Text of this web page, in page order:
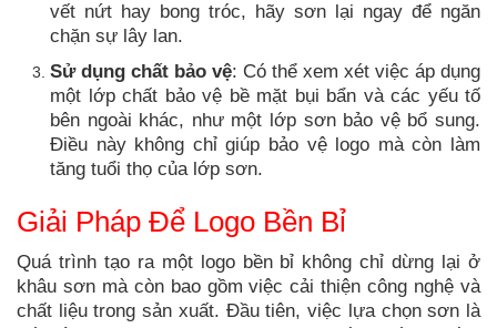
vết nứt hay bong tróc, hãy sơn lại ngay để ngăn
chặn sự lây lan.
Sử dụng chất bảo vệ: Có thể xem xét việc áp dụng
một lớp chất bảo vệ bề mặt bụi bẩn và các yếu tố
bên ngoài khác, như một lớp sơn bảo vệ bổ sung.
Điều này không chỉ giúp bảo vệ logo mà còn làm
tăng tuổi thọ của lớp sơn.
Giải Pháp Để Logo Bền Bỉ
Quá trình tạo ra một logo bền bỉ không chỉ dừng lại ở
khâu sơn mà còn bao gồm việc cải thiện công nghệ và
chất liệu trong sản xuất. Đầu tiên, việc lựa chọn sơn là